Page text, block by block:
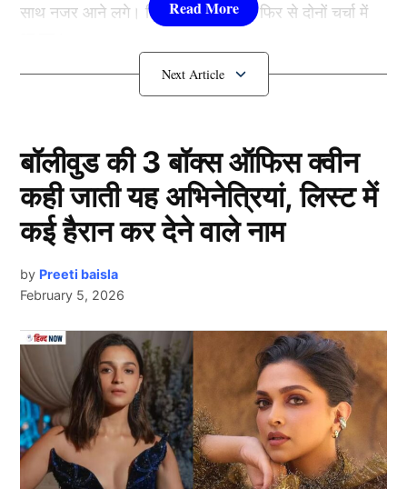
साथ नजर आने लगे। जिसके बाद एक बार फिर से दोनों चर्चा में
वहीं फैंस भी तरह-तरह की बातें करने से कहा बाज आते हैं। जब
के बदले ऐश्वर्या राय (Aishwarya Rai) अभिषेक से तगड़ी
एलिमनी की डिमांड करेंगी।
करोड़ों की मालिकन हैं Aishwarya Rai
Aishwarya Rai
Next Article
बॉलीवुड की 3 बॉक्स ऑफिस क्वीन
कही जाती यह अभिनेत्रियां, लिस्ट में
कई हैरान कर देने वाले नाम
by Preeti baisla
February 5, 2026